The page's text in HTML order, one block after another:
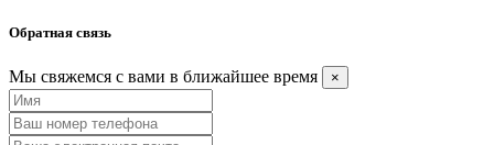
Обратная связь
Мы свяжемся с вами в ближайшее время ×